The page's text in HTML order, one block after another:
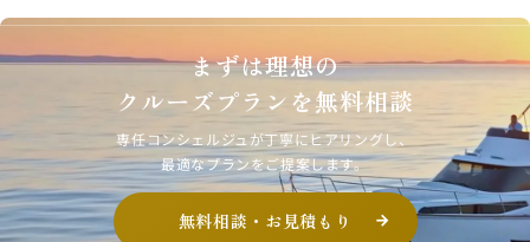
まずは理想の
クルーズプランを無料相談
専任コンシェルジュが丁寧にヒアリングし、
最適なプランをご提案します。
無料相談・お見積もり